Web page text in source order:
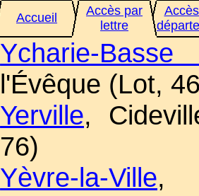
Accueil
Accès par
lettre
Ycharie-
l'Évêque (Lot,
Yerville,
76)
Yèvre-la-Ville,